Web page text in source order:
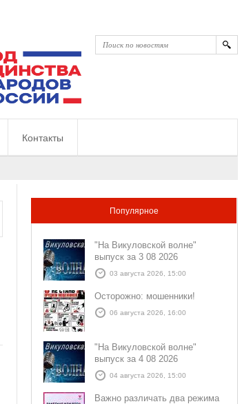
Контакты
Популярное
"На Викуловской волне"
выпуск за 3 08 2026
03 августа 2026, 15:00
Осторожно: мошенники!
06 августа 2026, 16:00
"На Викуловской волне"
выпуск за 4 08 2026
04 августа 2026, 15:00
Важно различать два режима